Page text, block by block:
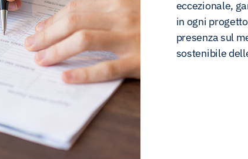
eccezionale,
in ogni
presenza sul
sostenibile